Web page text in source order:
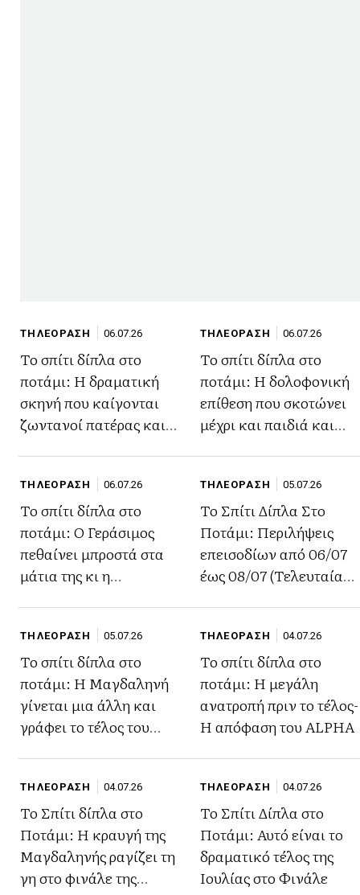
ΤΗΛΕΟΡΑΣΗ 06.07.26
Το σπίτι δίπλα στο
ποτάμι: Η δραματική
σκηνή που καίγονται
ζωντανοί πατέρας και
ΤΗΛΕΟΡΑΣΗ 06.07.26
Το σπίτι δίπλα στο
ποτάμι: Η δολοφονική
επίθεση που σκοτώνει
μέχρι και παιδιά και
ΤΗΛΕΟΡΑΣΗ 06.07.26
Το σπίτι δίπλα στο
ποτάμι: Ο Γεράσιμος
πεθαίνει μπροστά στα
μάτια της κι η
ΤΗΛΕΟΡΑΣΗ 05.07.26
Το Σπίτι Δίπλα Στο
Ποτάμι: Περιλήψεις
επεισοδίων από 06/07
έως 08/07 (Τελευταία
ΤΗΛΕΟΡΑΣΗ 05.07.26
Το σπίτι δίπλα στο
ποτάμι: Η Μαγδαληνή
γίνεται μια άλλη και
γράφει το τέλος του
ΤΗΛΕΟΡΑΣΗ 04.07.26
Το σπίτι δίπλα στο
ποτάμι: Η μεγάλη
ανατροπή πριν το τέλος-
Η απόφαση του ALPHA
ΤΗΛΕΟΡΑΣΗ 04.07.26
Το Σπίτι δίπλα στο
Ποτάμι: Η κραυγή της
Μαγδαληνής ραγίζει τη
γη στο φινάλε της
ΤΗΛΕΟΡΑΣΗ 04.07.26
Το Σπίτι Δίπλα στο
Ποτάμι: Αυτό είναι το
δραματικό τέλος της
Ιουλίας στο Φινάλε